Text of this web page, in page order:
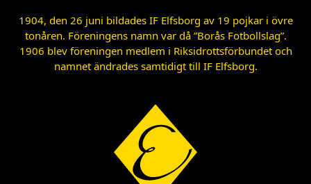
1904, den 26 juni bildades IF Elfsborg av 19 pojkar i övre
tonåren. Föreningens namn var då ”Borås Fotbollslag”.
1906 blev föreningen medlem i Riksidrottsförbundet och
namnet ändrades samtidigt till IF Elfsborg.